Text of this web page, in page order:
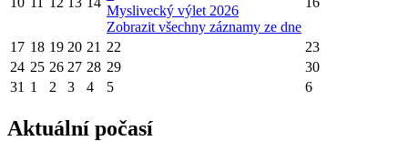
Myslivecký výlet 2026
Zobrazit všechny záznamy ze dne
17 18 19 20 21 22
23
24 25 26 27 28 29
30
31 1 2 3 4 5 6
Aktuální počasí